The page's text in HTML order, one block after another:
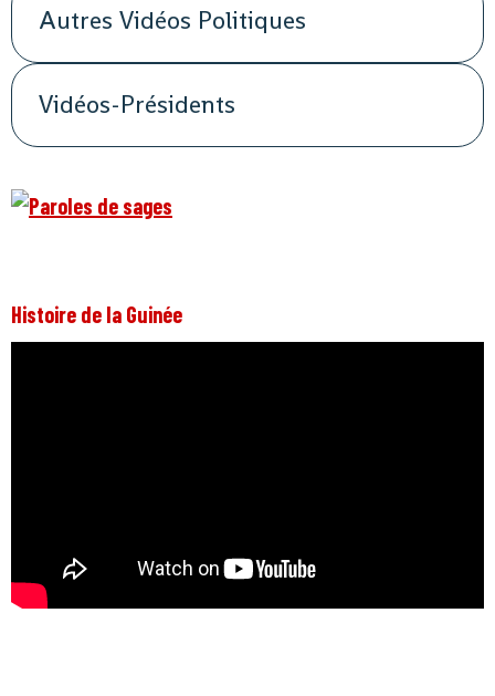
Autres Vidéos Politiques
Vidéos-Présidents
Histoire de la Guinée